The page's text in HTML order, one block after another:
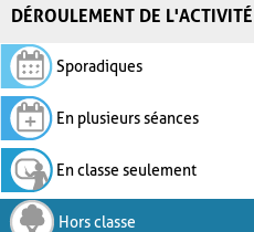
DÉROULEMENT DE L'ACTIVITÉ
Sporadiques
En plusieurs séances
En classe seulement
Hors classe